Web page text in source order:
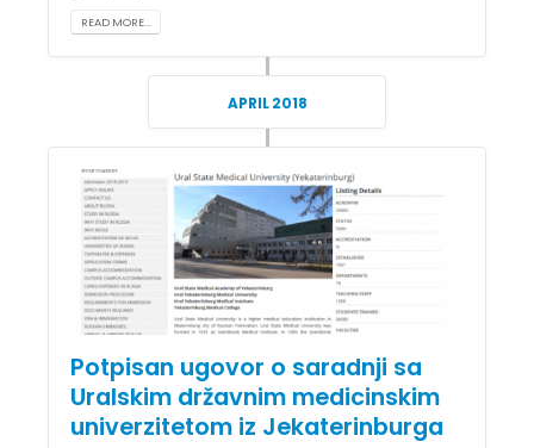
READ MORE...
APRIL 2018
Potpisan ugovor o saradnji sa
Uralskim državnim medicinskim
univerzitetom iz Jekaterinburga